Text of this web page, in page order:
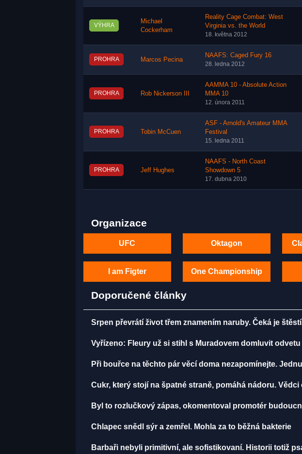
VÝHRA
Michael
Cockerham
Reality Cage Combat: West
Virginia vs. the World
18. května 2012
PROHRA Marcos Pecina
NAAFS: Caged Fury 16
28. ledna 2012
PROHRA Rob Nickerson III
AAMMA 10 - Absolute Action
MMA 10
12. února 2011
PROHRA Tobin McCuen
ASF - Arnold's Amateur MMA
Festival
15. ledna 2011
PROHRA Jeff Hughes
NAAFS - North Coast
Showdown 5
17. dubna 2010
Organizace
UFC Oktagon
I am Figter One Championship
Doporučené články
Srpen převrátí život třem znamením naruby. Čeká je
Vyřízeno: Fleury už si stihl s Muradovem domluvit odvetu
Při bouřce na těchto pár věcí doma nezapomínejte.
Cukr, který stojí na špatné straně, pomáhá nádoru.
Byl to rozlučkový zápas, okomentoval promotér
Chlapec snědl sýr a zemřel. Mohla za to běžná bakterie
Barbaři nebyli primitivní, ale sofistikovaní. Historii totiž